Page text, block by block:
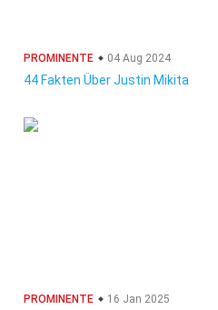
PROMINENTE 04 Aug 2024
44 Fakten Über Justin Mikita
PROMINENTE 16 Jan 2025